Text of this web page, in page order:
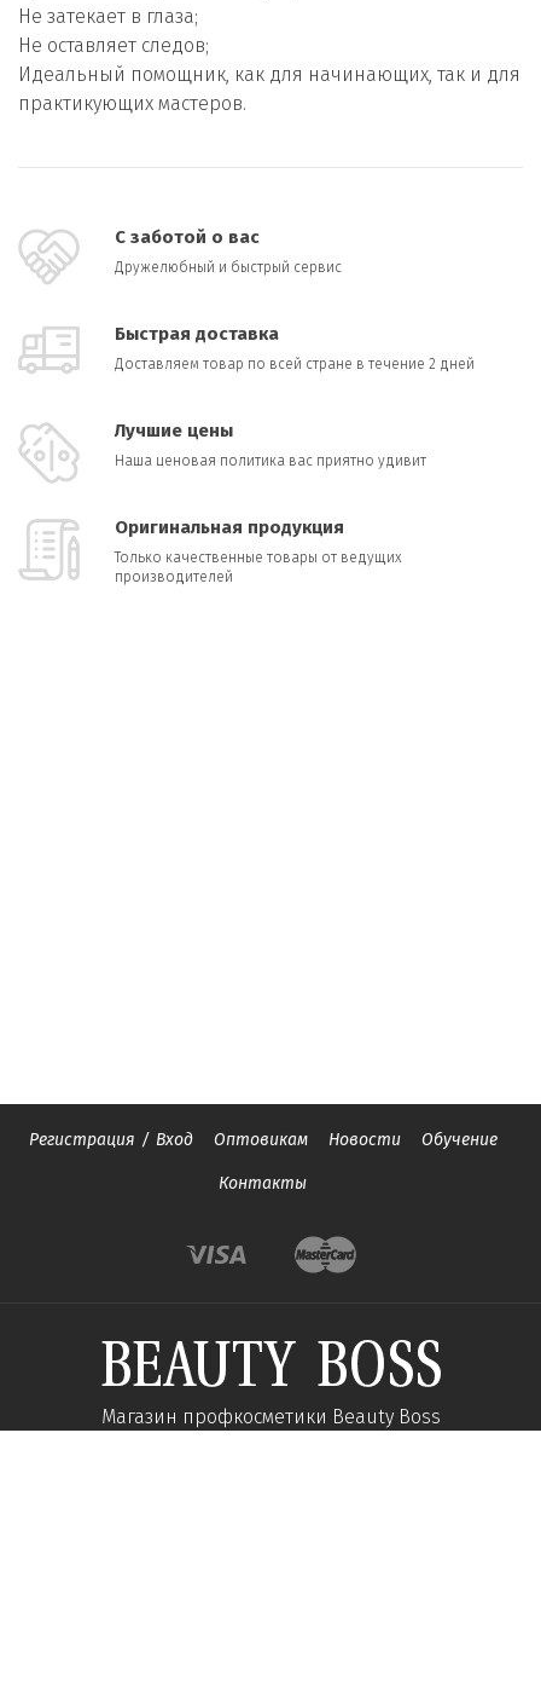
Не затекает в глаза;
Не оставляет следов;
Идеальный помощник, как для начинающих, так и для
практикующих мастеров.
С заботой о вас
Дружелюбный и быстрый сервис
Быстрая доставка
Доставляем товар по всей стране в течение 2 дней
Лучшие цены
Наша ценовая политика вас приятно удивит
Оригинальная продукция
Только качественные товары от ведущих
производителей
Регистрация / Вход Оптовикам Новости Обучение
Контакты
Магазин профкосметики Beauty Boss